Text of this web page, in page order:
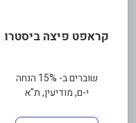
קראפט פיצה ביסטרו
שוברים ב- 15% הנחה
י-ם, מודיעין, ת"א